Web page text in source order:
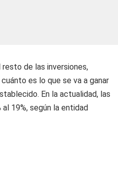
de las inversiones,
es lo que se va a ganar
En la actualidad, las
19%, según la entidad